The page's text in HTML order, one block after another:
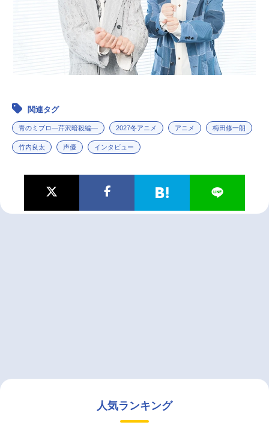
関連タグ
青のミブロ—芹沢暗殺編— 2027冬アニメ アニメ 梅田修一朗
竹内良太 声優 インタビュー
人気ランキング